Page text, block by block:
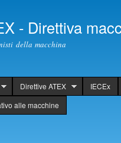
- Direttiva
della macchina
Direttive ATEX
IECEx
alle macchine